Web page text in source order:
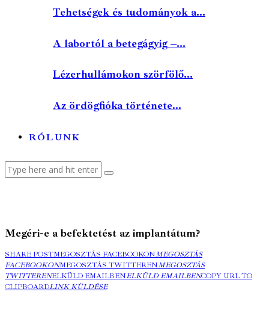
Tehetségek és tudományok a...
A labortól a betegágyig –...
Lézerhullámokon szörfölő...
Az ördögfióka története...
RÓLUNK
Megéri-e a befektetést az implantátum?
SHARE POSTMEGOSZTÁS FACEBOOKONMEGOSZTÁS
FACEBOOKONMEGOSZTÁS TWITTERENMEGOSZTÁS
TWITTERENELKÜLD EMAILBENELKÜLD EMAILBENCOPY URL TO
CLIPBOARDLINK KÜLDÉSE